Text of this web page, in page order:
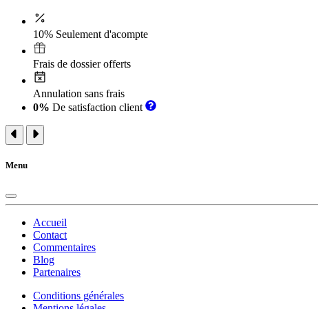
10% Seulement d'acompte
Frais de dossier offerts
Annulation sans frais
0% De satisfaction client
Menu
Accueil
Contact
Commentaires
Blog
Partenaires
Conditions générales